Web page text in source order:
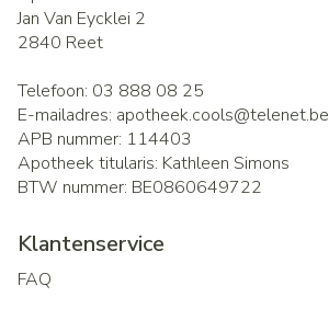
Jan Van Eycklei 2
2840 Reet
Telefoon: 03 888 08 25
E-mailadres: apotheek.cools@telenet.be
APB nummer: 114403
Apotheek titularis: Kathleen Simons
BTW nummer: BE0860649722
Klantenservice
FAQ